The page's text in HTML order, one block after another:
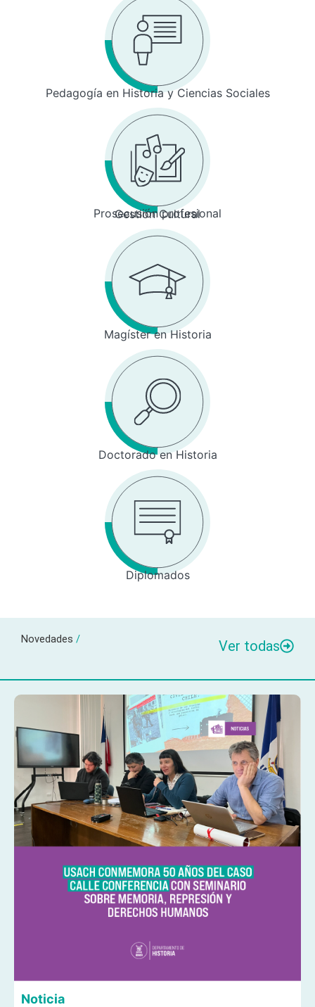
Pedagogía en Historia y Ciencias Sociales
Prosecusión profesional
Gestión Cultural
Magíster en Historia
Doctorado en Historia
Diplomados
Novedades / Ver todas
Noticia